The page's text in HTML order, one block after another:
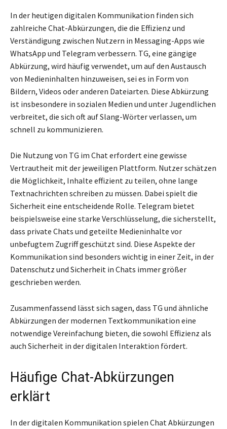
In der heutigen digitalen Kommunikation finden sich
zahlreiche Chat-Abkürzungen, die die Effizienz und
Verständigung zwischen Nutzern in Messaging-Apps wie
WhatsApp und Telegram verbessern. TG, eine gängige
Abkürzung, wird häufig verwendet, um auf den Austausch
von Medieninhalten hinzuweisen, sei es in Form von
Bildern, Videos oder anderen Dateiarten. Diese Abkürzung
ist insbesondere in sozialen Medien und unter Jugendlichen
verbreitet, die sich oft auf Slang-Wörter verlassen, um
schnell zu kommunizieren.
Die Nutzung von TG im Chat erfordert eine gewisse
Vertrautheit mit der jeweiligen Plattform. Nutzer schätzen
die Möglichkeit, Inhalte effizient zu teilen, ohne lange
Textnachrichten schreiben zu müssen. Dabei spielt die
Sicherheit eine entscheidende Rolle. Telegram bietet
beispielsweise eine starke Verschlüsselung, die sicherstellt,
dass private Chats und geteilte Medieninhalte vor
unbefugtem Zugriff geschützt sind. Diese Aspekte der
Kommunikation sind besonders wichtig in einer Zeit, in der
Datenschutz und Sicherheit in Chats immer größer
geschrieben werden.
Zusammenfassend lässt sich sagen, dass TG und ähnliche
Abkürzungen der modernen Textkommunikation eine
notwendige Vereinfachung bieten, die sowohl Effizienz als
auch Sicherheit in der digitalen Interaktion fördert.
Häufige Chat-Abkürzungen
erklärt
In der digitalen Kommunikation spielen Chat Abkürzungen